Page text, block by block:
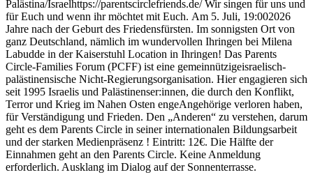
Palästina/Israelhttps://parentscirclefriends.de/Wir singen für uns und
für Euch und wenn ihr möchtet mit Euch. Am 5. Juli, 19:002026
Jahre nach der Geburt des Friedensfürsten. Im sonnigsten Ort von
ganz Deutschland, nämlich im wundervollen Ihringen bei Milena
Labudde in der Kaiserstuhl Location in Ihringen! Das Parents
Circle-Families Forum (PCFF) ist eine gemeinnützigeisraelisch-
palästinensische Nicht-Regierungsorganisation. Hier engagieren sich
seit 1995 Israelis und Palästinenser:innen, die durch den Konflikt,
Terror und Krieg im Nahen Osten engeAngehörige verloren haben,
für Verständigung und Frieden. Den „Anderen“ zu verstehen, darum
geht es dem Parents Circle in seiner internationalen Bildungsarbeit
und der starken Medienpräsenz ! Eintritt: 12€. Die Hälfte der
Einnahmen geht an den Parents Circle. Keine Anmeldung
erforderlich. Ausklang im Dialog auf der Sonnenterrasse.